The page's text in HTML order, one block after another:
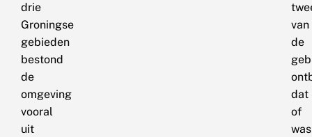
drie
Groningse
gebieden
bestond
de
omgeving
vooral
uit
van
de
dat
of
was